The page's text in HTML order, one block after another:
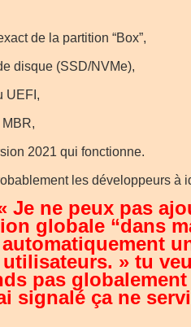
de la partition “Box”,
disque (SSD/NVMe),
UEFI,
2021 qui fonctionne.
les développeurs à
Je ne peux pas
globale “dans
utilisateurs. » tu
pas
signalé ça ne